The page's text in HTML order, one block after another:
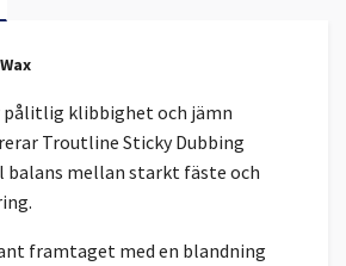
pålitlig klibbighet och jämn
Troutline Sticky Dubbing
balans mellan starkt fäste och
framtaget med en blandning